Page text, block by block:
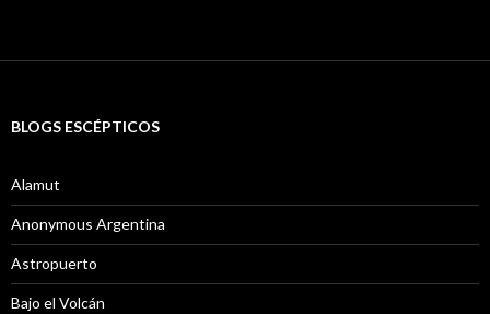
BLOGS ESCÉPTICOS
Alamut
Anonymous Argentina
Astropuerto
Bajo el Volcán